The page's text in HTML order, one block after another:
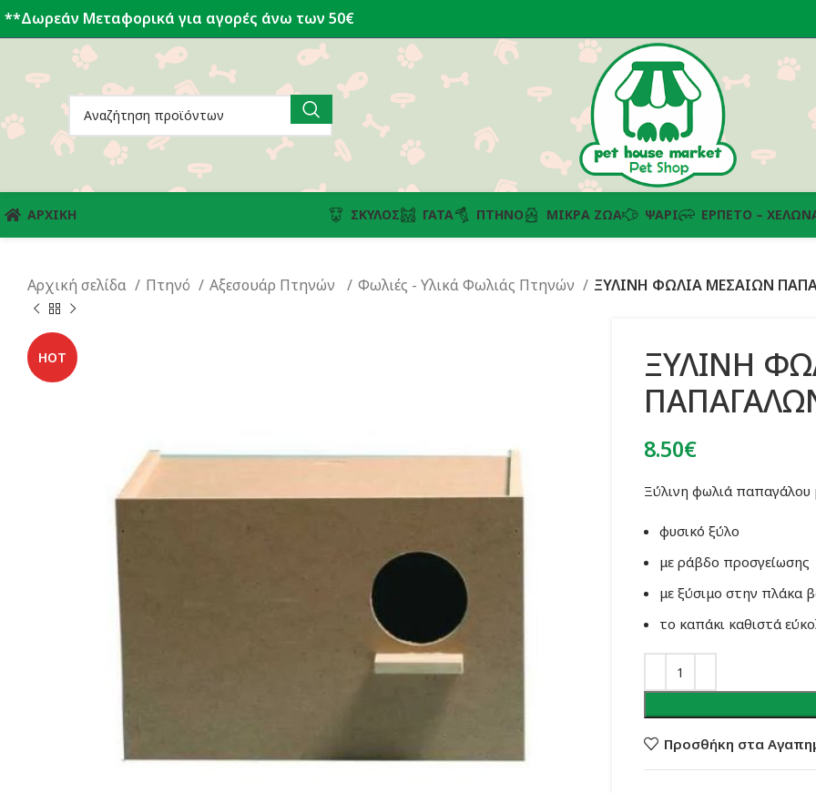
**Δωρεάν Μεταφορικά για αγορές άνω των 50€
ΑΡΧΙΚΗ ΣΚΎΛΟΣ ΓΆΤΑ ΠΤΗΝΌ ΜΙΚΡΆ ΖΏΑ ΨΆΡΙ ΕΡΠΕΤΌ –
Αρχική σελίδα Πτηνό Αξεσουάρ Πτηνών Φωλιές - Υλικά Φωλιάς Πτηνών ΞΥΛΙΝΗ ΦΩΛΙΑ ΜΕΣΑΙΩΝ
HOT
ΞΥΛΙΝΗ
8.50€
Ξύλινη φωλιά παπαγάλου
φυσικό ξύλο
με ράβδο προσγείωσης
με ξύσιμο στην πλάκα
το καπάκι καθιστά
Προσθήκη στα